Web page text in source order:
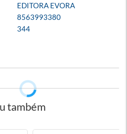
EDITORA EVORA
8563993380
344
também